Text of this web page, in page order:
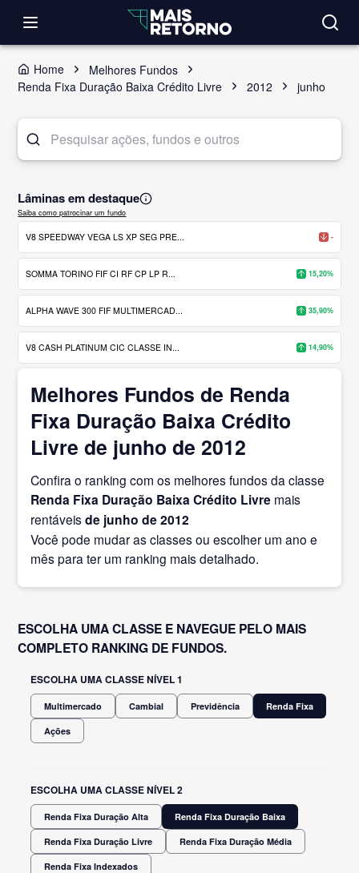
Home
Melhores Fundos
Renda Fixa Duração Baixa Crédito Livre
2012 junho
Lâminas em destaque
Saiba como patrocinar um fundo
V8 SPEEDWAY VEGA LS XP SEG PRE... -
SOMMA TORINO FIF CI RF CP LP R... 15,20%
ALPHA WAVE 300 FIF MULTIMERCAD... 35,90%
V8 CASH PLATINUM CIC CLASSE IN... 14,90%
Melhores Fundos de Renda
Fixa Duração Baixa Crédito
Livre de junho de 2012
Confira o ranking com os melhores fundos da classe
Renda Fixa Duração Baixa Crédito Livre mais
rentáveisde junho de 2012
Você pode mudar as classes ou escolher um ano e
mês para ter um ranking mais detalhado.
ESCOLHA UMA CLASSE E NAVEGUE PELO MAIS
COMPLETO RANKING DE FUNDOS.
ESCOLHA UMA CLASSE NÍVEL 1
Multimercado Cambial Previdência Renda Fixa
Ações
ESCOLHA UMA CLASSE NÍVEL 2
Renda Fixa Duração Alta Renda Fixa Duração Baixa
Renda Fixa Duração Livre Renda Fixa Duração Média
Renda Fixa Indexados